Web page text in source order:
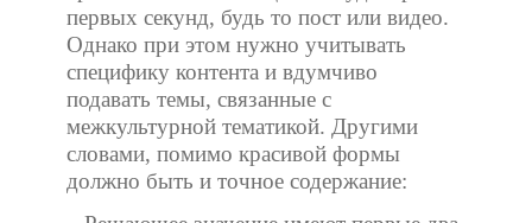
первых секунд, будь то пост или видео.
Однако при этом нужно учитывать
специфику контента и вдумчиво
подавать темы, связанные с
межкультурной тематикой. Другими
словами, помимо красивой формы
должно быть и точное содержание: